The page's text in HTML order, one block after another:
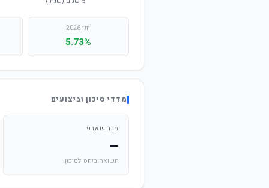
יוני 2026
5.73%
מדדי סיכון וביצועים
מדד שארפ
—
תשואה ביחס לסיכון